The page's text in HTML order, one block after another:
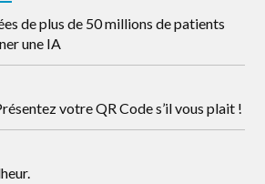
de plus de 50 millions de patients
une IA
votre QR Code s’il vous plait !